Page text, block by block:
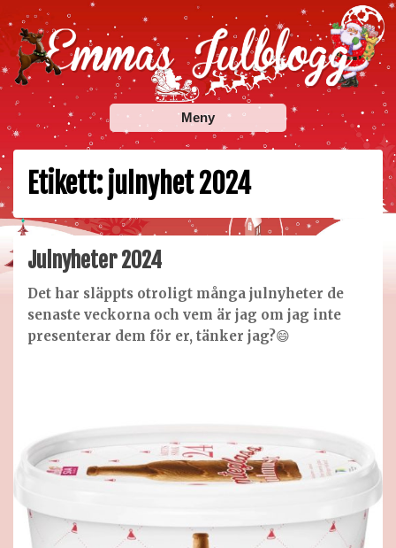
Skip
to
content
Emmas Julblogg
Julbloggar om julnyheter, julklappstips, julkalendrar,
adventskalendrar , julpyssel och julrecept!
Meny
Etikett:julnyhet 2024
Julnyheter 2024
Det har släppts otroligt många julnyheter de
senaste veckorna och vem är jag om jag inte
presenterar dem för er, tänker jag?😄